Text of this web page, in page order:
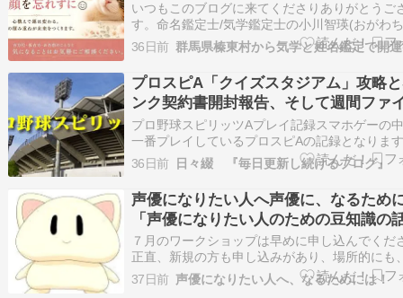
いつもこのブログに来てくださりありがとうご
す。命名鑑定士/気学鑑定士の小川智瑛(おがわ
す命名のご依頼はこちら 5月の無料姓名鑑定ス
しました 鑑定メニューと料金の詳細 どんなこ
お気軽にお問い合わせください 毎月の九星ごと
をお届けしています気学の豆知…
36日前
プロスピA「クイズスタジアム」攻略
ンク契約書開封報告、そして週間ファ
ズ情報【7/3~7/6】
プロ野球スピリッツAプレイ記録スマホゲーの
一番プレイしているプロスピAの記録となりま
「クイズスタジアム」を実際にプレイした感想
日から始まる大型ミキサー情報 今回開催されて
ベントは「クイズスタジアム」です。 開催期間
2026年7月3日15:00から7月6日…
36日前 日々綴 『毎日更新し続けるブログ』
声優になりたい人へ声優に、なるため
「声優になりたい人のための豆知識の
1013」#2873
７月のワークショップは早めに申し込んでくだ
正直、新規の方も申し込みがあり、場所的にも
来てくれている方はわかると思いますが、少人
で、人数を制限する必要があります。なので、
37日前 声優になりたい人へ、なるためには！